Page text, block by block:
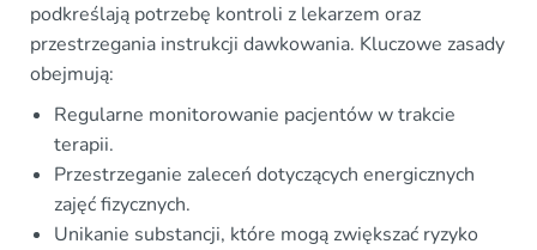
podkreślają potrzebę kontroli z lekarzem oraz
przestrzegania instrukcji dawkowania. Kluczowe zasady
obejmują:
Regularne monitorowanie pacjentów w trakcie
terapii.
Przestrzeganie zaleceń dotyczących energicznych
zajęć fizycznych.
Unikanie substancji, które mogą zwiększać ryzyko